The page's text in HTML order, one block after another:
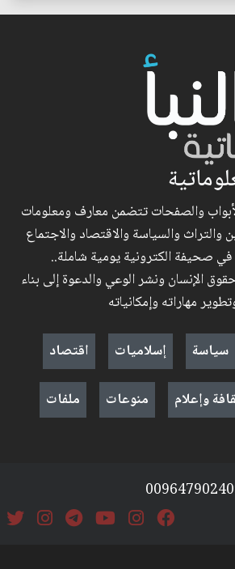
والصفحات تتضمن معارف ومعلومات
والتراث والسياسة والاقتصاد والاجتماع
في صحيفة الكترونية يومية شاملة..
الإنسان ونشر الوعي والدعوة إلى بناء
مهاراته وإمكانياته
سياسة إسلاميات
اقتصاد
وإعلام منوعات ملفات